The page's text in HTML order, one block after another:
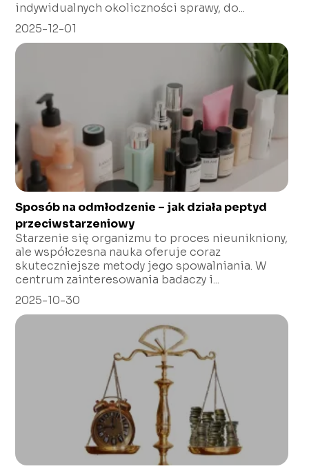
indywidualnych okoliczności sprawy, do...
2025-12-01
Sposób na odmłodzenie – jak działa peptyd
przeciwstarzeniowy
Starzenie się organizmu to proces nieunikniony,
ale współczesna nauka oferuje coraz
skuteczniejsze metody jego spowalniania. W
centrum zainteresowania badaczy i...
2025-10-30